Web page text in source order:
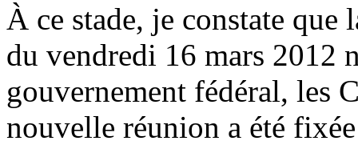
À ce stade, je constate
du vendredi 16 mars 2012
gouvernement fédéral, les
nouvelle réunion a été